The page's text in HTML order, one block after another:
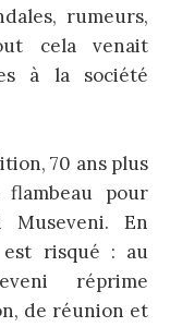
rumeurs,
cela venait
à la société
70 ans plus
pour
En
est risqué : au
réprime
de réunion et